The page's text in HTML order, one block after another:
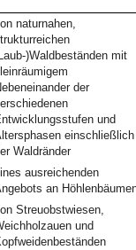
naturnahen,
)Waldbeständen mit
der
und
einschließlich
Waldränder
ausreichenden
an
Streuobstwiesen,
und